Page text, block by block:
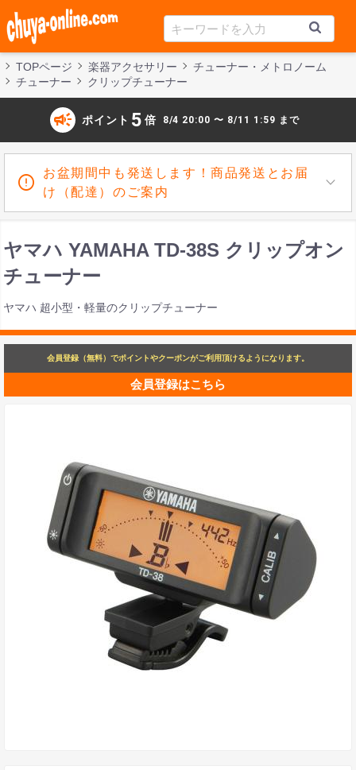
TOPページ 楽器アクセサリー
チューナー・メトロノーム
チューナー
クリップチューナー
campaign ポイント 5 倍 8/4 20:00 〜 8/11 1:59 まで
お盆期間中も発送します！商品発送とお届
け（配達）のご案内
ヤマハ YAMAHA TD-38S クリップオン
チューナー
ヤマハ 超小型・軽量のクリップチューナー
会員登録（無料）でポイントやクーポンがご利用頂けるようになります。
会員登録はこちら